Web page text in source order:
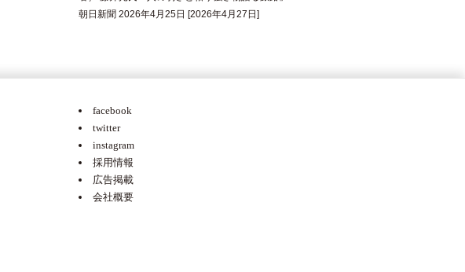
朝日新聞 2026年4月25日 [2026年4月27日]
facebook
twitter
instagram
採用情報
広告掲載
会社概要